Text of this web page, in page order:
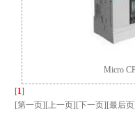
Micro
[1]
[第一页][上一页][下一页][最后